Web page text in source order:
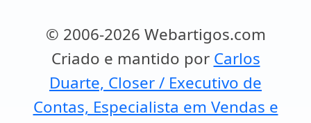
© 2006-2026 Webartigos.com
Criado e mantido por Carlos
Duarte, Closer / Executivo de
Contas, Especialista em Vendas e